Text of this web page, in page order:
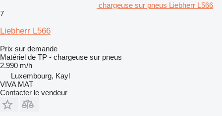
chargeuse sur pneus Liebherr L566
7
Liebherr L566
Prix sur demande
Matériel de TP - chargeuse sur pneus
2.990 m/h
Luxembourg, Kayl
VIVA MAT
Contacter le vendeur